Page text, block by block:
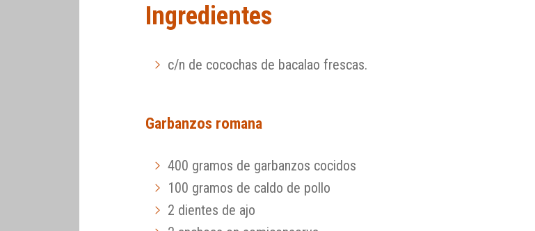
Ingredientes
c/n de cocochas de bacalao frescas.
Garbanzos romana
400 gramos de garbanzos cocidos
100 gramos de caldo de pollo
2 dientes de ajo